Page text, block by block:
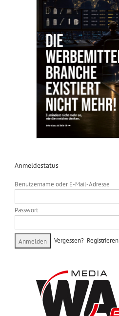
Anmeldestatus
Benutzername oder E-Mail-Adresse
Passwort
Vergessen? Registrieren